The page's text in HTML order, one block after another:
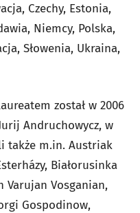
Czechy, Estonia,
Niemcy, Polska,
Słowenia, Ukraina,
został w 2006
Andruchowycz, w
także m.in. Austriak
Białorusinka
Varujan Vosganian,
Gospodinow,